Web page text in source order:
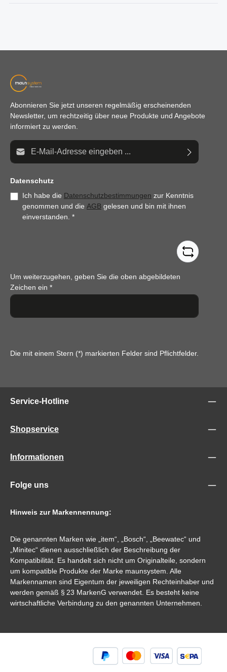
Abonnieren Sie jetzt unseren regelmäßig erscheinenden
Newsletter, um rechtzeitig über neue Produkte und Angebote
informiert zu werden.
E-Mail-Adresse*
Datenschutz
Ich habe die Datenschutzbestimmungen zur Kenntnis
genommen und die AGB gelesen und bin mit ihnen
einverstanden. *
Um weiterzugehen, geben Sie die oben abgebildeten
Zeichen ein *
Die mit einem Stern (*) markierten Felder sind Pflichtfelder.
Service-Hotline
Shopservice
Informationen
Folge uns
Hinweis zur Markennennung:
Die genannten Marken wie „item“, „Bosch“, „Beewatec“ und
„Minitec“ dienen ausschließlich der Beschreibung der
Kompatibilität. Es handelt sich nicht um Originalteile, sondern
um kompatible Produkte der Marke maunsystem. Alle
Markennamen sind Eigentum der jeweiligen Rechteinhaber und
werden gemäß § 23 MarkenG verwendet. Es besteht keine
wirtschaftliche Verbindung zu den genannten Unternehmen.